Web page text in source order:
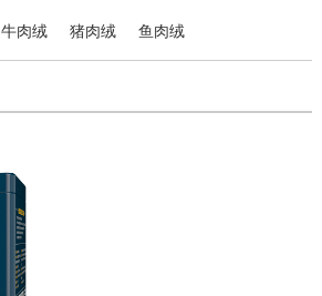
牛肉绒 猪肉绒 鱼肉绒